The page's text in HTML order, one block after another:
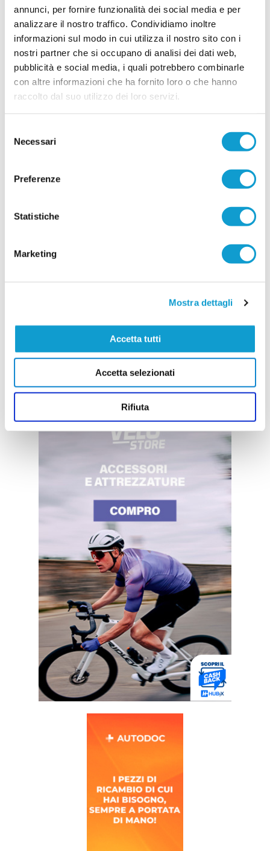
annunci, per fornire funzionalità dei social media e per
analizzare il nostro traffico. Condividiamo inoltre
informazioni sul modo in cui utilizza il nostro sito con i
nostri partner che si occupano di analisi dei dati web,
pubblicità e social media, i quali potrebbero combinarle
con altre informazioni che ha fornito loro o che hanno
raccolto dal suo utilizzo dei loro servizi.
delNecessari
Preferenze
Statistiche
Marketing
Mostra dettagli
Accetta tutti
Accetta selezionati
Rifiuta
Archivio Completo Slider